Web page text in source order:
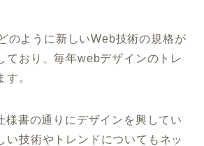
のように新しいWeb技術の規格が
ており、毎年webデザインのトレ
す。
様書の通りにデザインを興してい
い技術やトレンドについてもネッ